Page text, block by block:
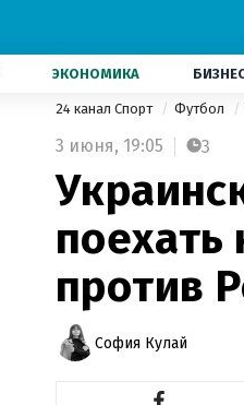
ЭКОНОМИКА
24 канал Спорт Футбол
3 июня, 19:05 3
против
София Кулай